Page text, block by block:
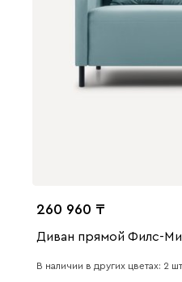
260 960
Диван прямой Филс-
В наличии в других цветах: 2